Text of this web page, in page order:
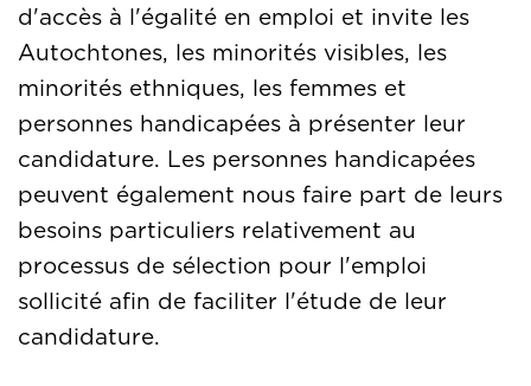
d'accès à l'égalité en emploi et invite les
Autochtones, les minorités visibles, les
minorités ethniques, les femmes et
personnes handicapées à présenter leur
candidature. Les personnes handicapées
peuvent également nous faire part de leurs
besoins particuliers relativement au
processus de sélection pour l'emploi
sollicité afin de faciliter l'étude de leur
candidature.